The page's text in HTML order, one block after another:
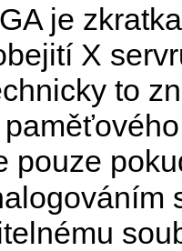
je
X
to
pouze